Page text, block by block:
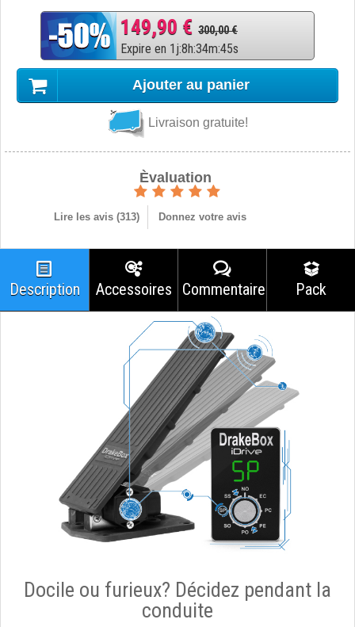
149,90 € 300,00 €
Expire en 1 j:8h:34m:44s
Ajouter au panier
Livraison gratuite!
Èvaluation
Lire les avis (313) Donnez votre avis
Description Accessoires Commentaires Pack
Docile ou furieux? Décidez pendant la
conduite